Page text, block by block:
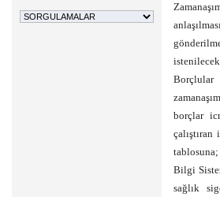
Borçlular
borçlar
Bilgi
sağlık